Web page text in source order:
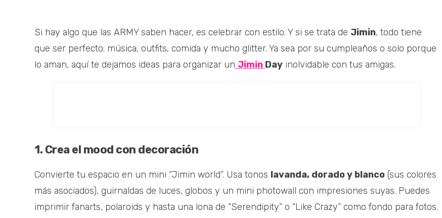
Si hay algo que las ARMY saben hacer, es celebrar con estilo. Y si se trata de Jimin, todo tiene
que ser perfecto: música, outfits, comida y mucho glitter. Ya sea por su cumpleaños o solo porque
lo aman, aquí te dejamos ideas para organizar un Jimin Day inolvidable con tus amigas.
1. Crea el mood con decoración
Convierte tu espacio en un mini “Jimin world”. Usa tonos lavanda, dorado y blanco (sus colores
más asociados), guirnaldas de luces, globos y un mini photowall con impresiones suyas. Puedes
imprimir fanarts, polaroids y hasta una lona de “Serendipity” o “Like Crazy” como fondo para fotos.